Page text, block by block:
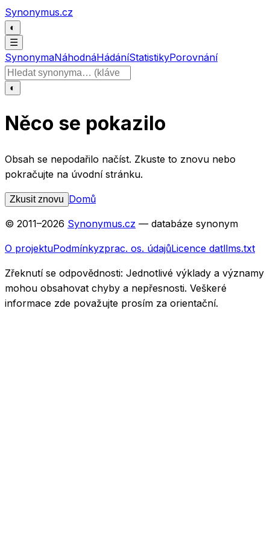
Přeskočit na obsah
Synonymus.cz
◐
☰
SynonymaNáhodnáHádáníStatistikyPorovnání
Hledat slovo
◐
Něco se pokazilo
Obsah se nepodařilo načíst. Zkuste to znovu nebo
pokračujte na úvodní stránku.
Zkusit znovu Domů
© 2011–2026 Synonymus.cz — databáze synonym
O projektuPodmínkyzprac. os. údajůLicence datllms.txt
Zřeknutí se odpovědnosti: Jednotlivé výklady a významy
mohou obsahovat chyby a nepřesnosti. Veškeré
informace zde považujte prosím za orientační.